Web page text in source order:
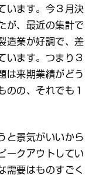
います。今３月決
が、最近の集計で
造業が好調で、差
います。つまり３
は来期業績がどう
のの、それでも１
と景気がいいから
ークアウトしてい
需要はものすごく